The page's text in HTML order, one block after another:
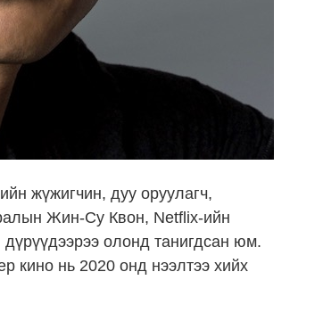
жүжигчин, дуу оруулагч,
Жин-Су Квон, Netflix-ийн
олонд танигдсан юм.
кино нь 2020 онд нээлтээ хийх